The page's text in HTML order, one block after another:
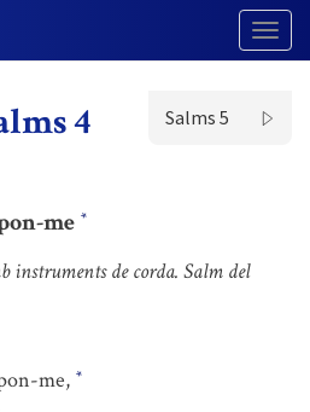
4 Salms 5
me *
instruments de corda. Salm del
me, *